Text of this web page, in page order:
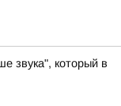
звука", который в